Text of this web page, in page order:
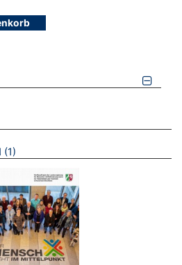
ODER ZULETZT ANGESEHENE
1 BROSCHÜREN